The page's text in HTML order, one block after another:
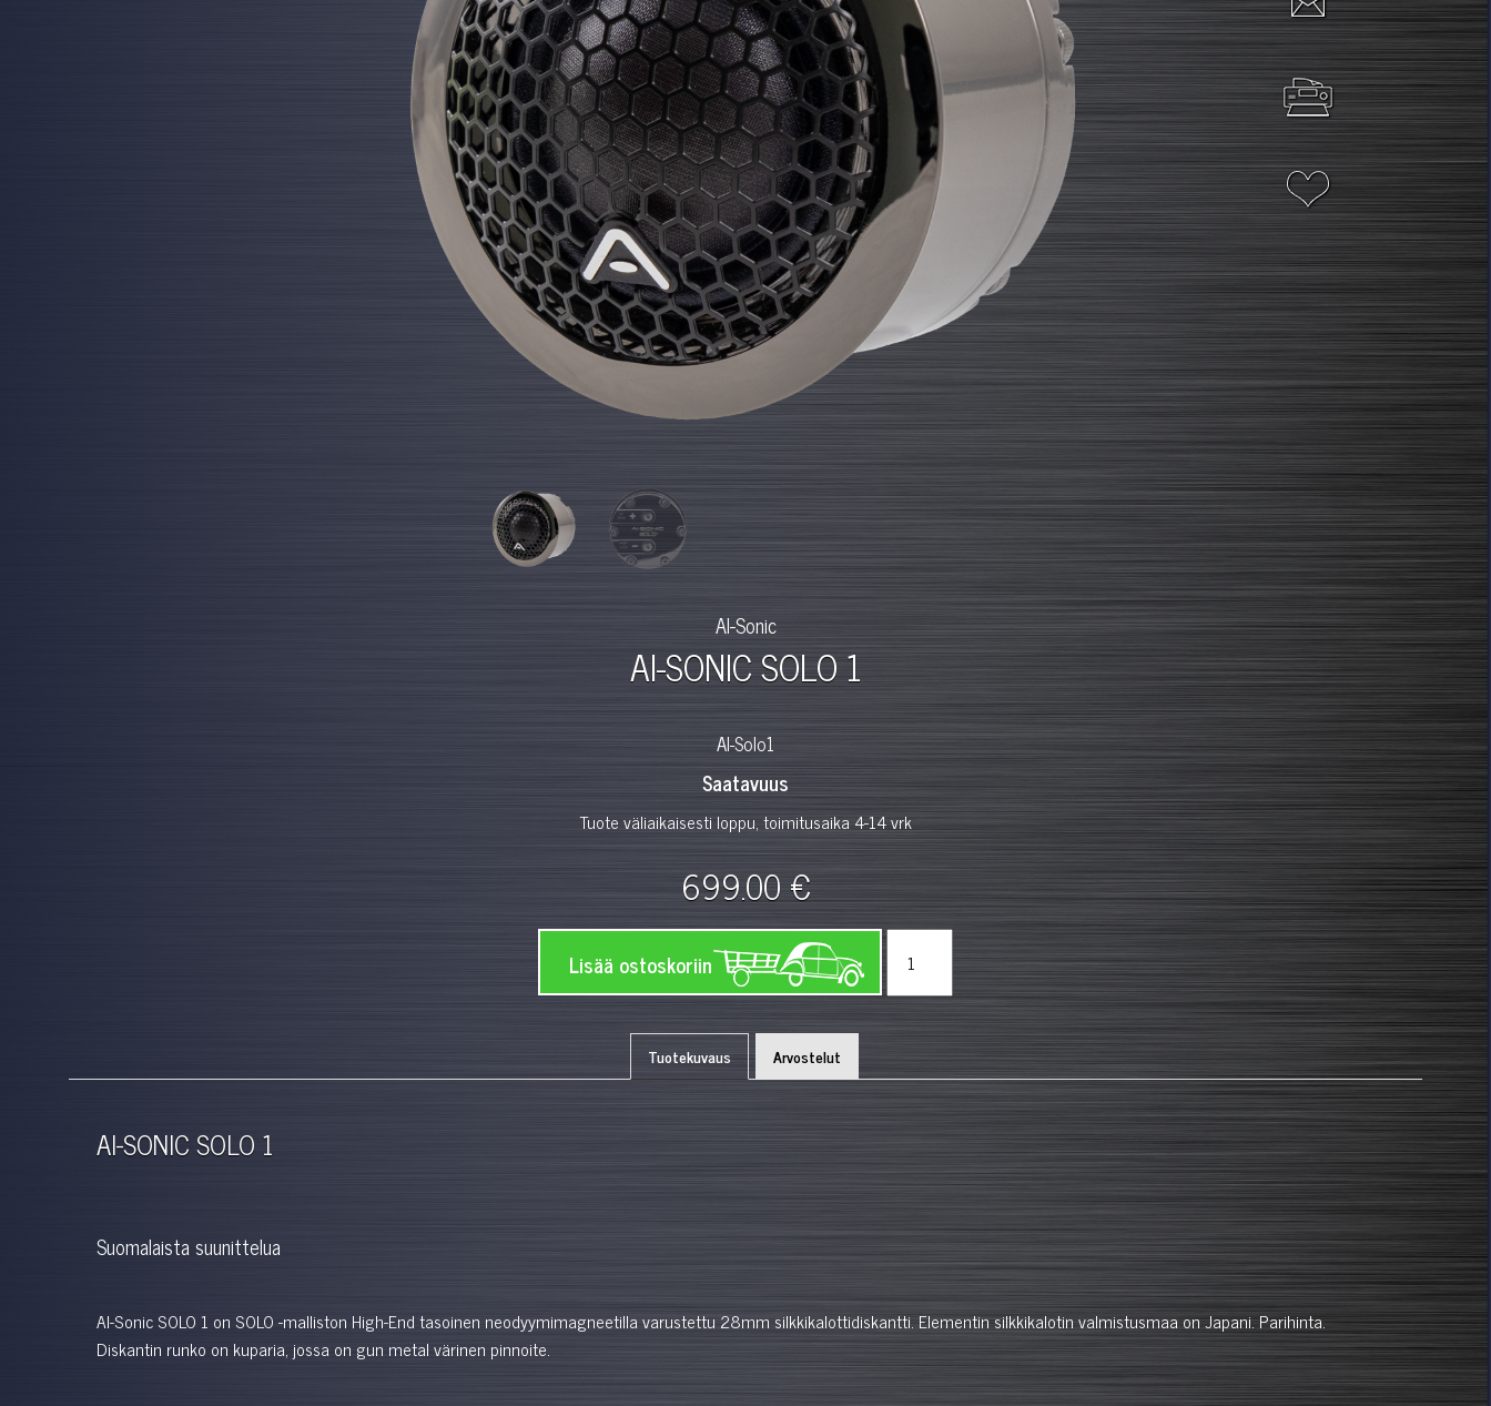
AI-Sonic
AI-SONIC SOLO 1
AI-Solo1
Saatavuus
Tuote väliaikaisesti loppu, toimitusaika 4-14 vrk
699.00 €
Lisää ostoskoriin
Tuotekuvaus Arvostelut
AI-SONIC SOLO 1
Suomalaista suunittelua
AI-Sonic SOLO 1 on SOLO -malliston High-End tasoinen neodyymimagneetilla varustettu 28mm silkkikalottidiskantti. Elementin silkkikalotin valmistusmaa on Japani. Parihinta.
Diskantin runko on kuparia, jossa on gun metal värinen pinnoite.